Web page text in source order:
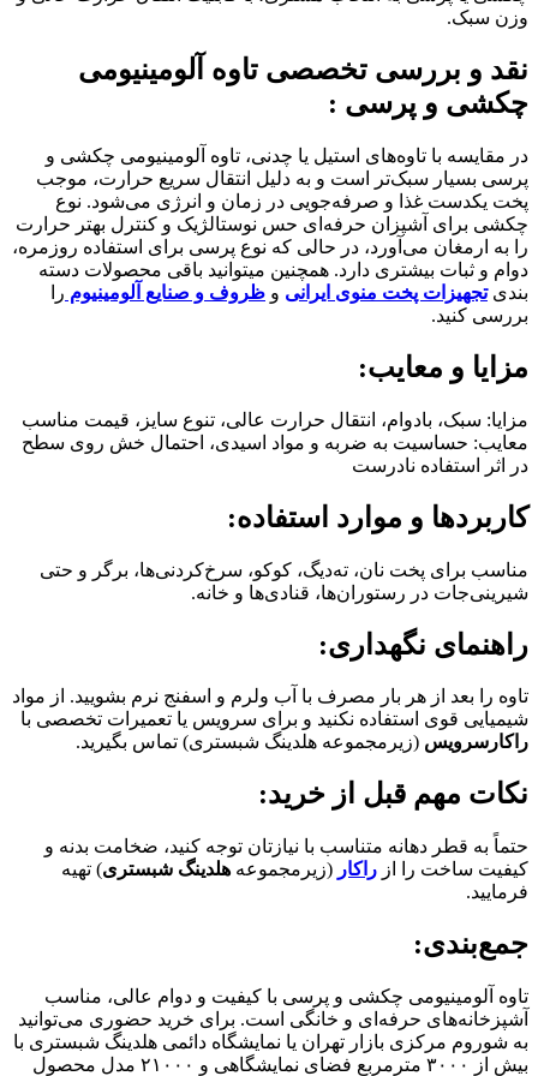
وزن سبک.
نقد و بررسی تخصصی تاوه آلومینیومی
چکشی و پرسی :
در مقایسه با تاوه‌های استیل یا چدنی، تاوه آلومینیومی چکشی و
پرسی بسیار سبک‌تر است و به دلیل انتقال سریع حرارت، موجب
پخت یکدست غذا و صرفه‌جویی در زمان و انرژی می‌شود. نوع
چکشی برای آشپزان حرفه‌ای حس نوستالژیک و کنترل بهتر حرارت
را به ارمغان می‌آورد، در حالی که نوع پرسی برای استفاده روزمره،
دوام و ثبات بیشتری دارد. همچنین میتوانید باقی محصولات دسته
بندیتجهیزات پخت منوی ایرانی و ظروف و صنایع آلومینیوم را
بررسی کنید.
مزایا و معایب:
مزایا: سبک، بادوام، انتقال حرارت عالی، تنوع سایز، قیمت مناسب
معایب: حساسیت به ضربه و مواد اسیدی، احتمال خش روی سطح
در اثر استفاده نادرست
کاربردها و موارد استفاده:
مناسب برای پخت نان، ته‌دیگ، کوکو، سرخ‌کردنی‌ها، برگر و حتی
شیرینی‌جات در رستوران‌ها، قنادی‌ها و خانه.
راهنمای نگهداری:
تاوه را بعد از هر بار مصرف با آب ولرم و اسفنج نرم بشویید. از مواد
شیمیایی قوی استفاده نکنید و برای سرویس یا تعمیرات تخصصی با
راکارسرویس (زیرمجموعه هلدینگ شبستری) تماس بگیرید.
نکات مهم قبل از خرید:
حتماً به قطر دهانه متناسب با نیازتان توجه کنید، ضخامت بدنه و
کیفیت ساخت را از راکار (زیرمجموعه هلدینگ شبستری) تهیه
فرمایید.
جمع‌بندی:
تاوه آلومینیومی چکشی و پرسی با کیفیت و دوام عالی، مناسب
آشپزخانه‌های حرفه‌ای و خانگی است. برای خرید حضوری می‌توانید
به شوروم مرکزی بازار تهران یا نمایشگاه دائمی هلدینگ شبستری با
بیش از ۳۰۰۰ مترمربع فضای نمایشگاهی و ۲۱۰۰۰ مدل محصول